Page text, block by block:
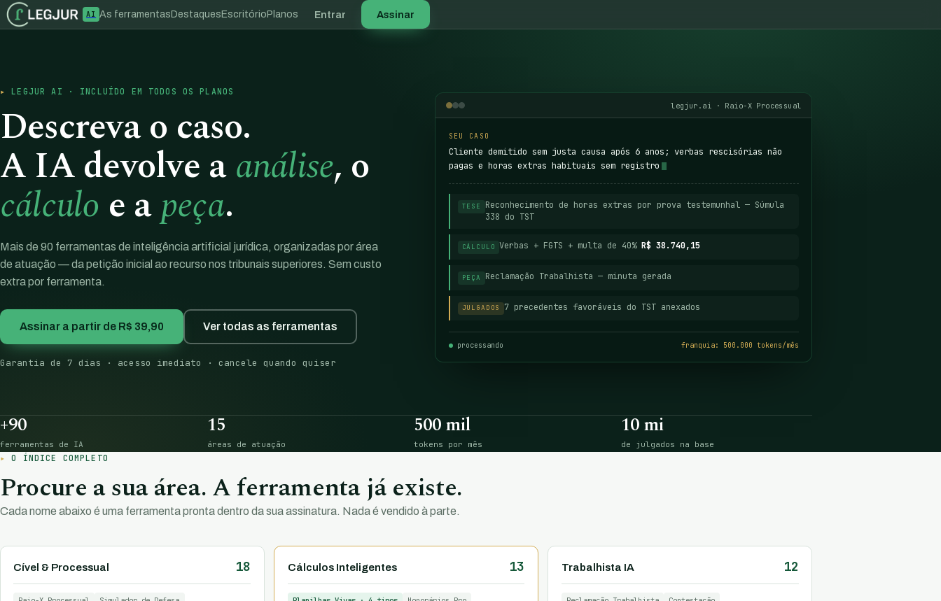
AI As ferramentasDestaquesEscritórioPlanos Entrar Assinar
LEGJUR AI · INCLUÍDO EM TODOS OS PLANOS
Descreva o caso.
A IA devolve aanálise, o
cálculo e apeça.
Mais de 90 ferramentas de inteligência artificial jurídica, organizadas por área
de atuação — da petição inicial ao recurso nos tribunais superiores. Sem custo
extra por ferramenta.
Assinar a partir de R$ 39,90 Ver todas as ferramentas
Garantia de 7 dias · acesso imediato · cancele quando quiser
legjur.ai · Raio-X Processual
SEU CASO
Cliente demitido sem justa causa após 6 anos; verbas rescisórias não
pagas e horas extras habituais sem registro
TESE
Reconhecimento de horas extras por prova testemunhal — Súmula
338 do TST
CÁLCULO Verbas + FGTS + multa de 40%R$ 38.740,15
PEÇA Reclamação Trabalhista — minuta gerada
JULGADOS 7 precedentes favoráveis do TST anexados
processando franquia: 500.000 tokens/mês
+90
ferramentas de IA
15
áreas de atuação
500 mil
tokens por mês
10 mi
de julgados na base
O ÍNDICE COMPLETO
Procure a sua área. A ferramenta já existe.
Cada nome abaixo é uma ferramenta pronta dentro da sua assinatura. Nada é vendido à parte.
Cível & Processual 18 Cálculos Inteligentes 13 Trabalhista IA 12